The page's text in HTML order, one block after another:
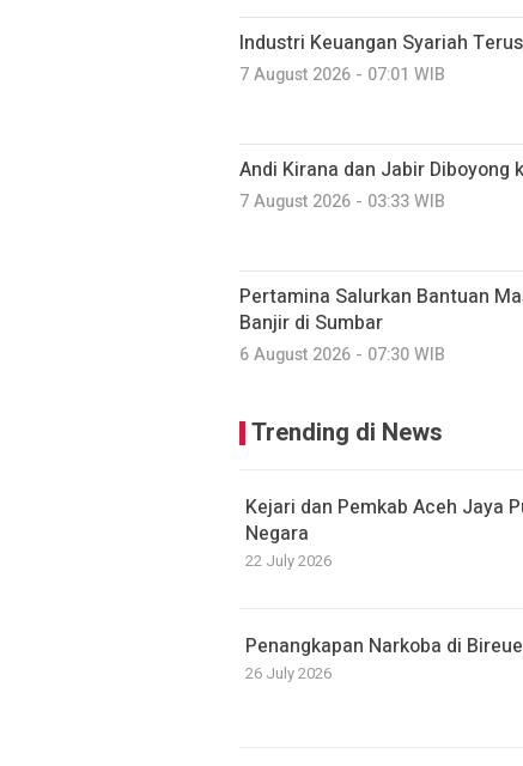
Industri Keuangan Syariah
7 August 2026 - 07:01 WIB
Andi Kirana dan Jabir Diboyong
7 August 2026 - 03:33 WIB
Pertamina Salurkan Bantuan
Banjir di Sumbar
6 August 2026 - 07:30 WIB
Trending di News
Kejari dan Pemkab Aceh Jaya
Negara
22 July 2026
Penangkapan Narkoba di
26 July 2026